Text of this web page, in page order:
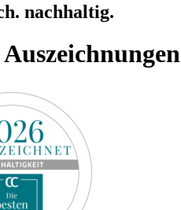
nachhaltig.
Auszeichnungen